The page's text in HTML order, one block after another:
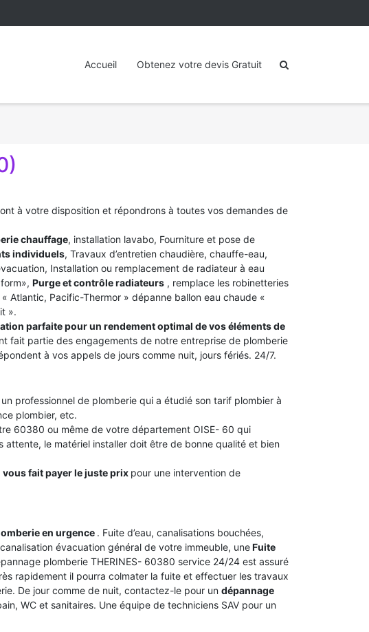
Accueil Obtenez votre devis Gratuit
à votre disposition et répondrons à toutes vos demandes de
chauffage, installation lavabo, Fourniture et pose de
individuels, Travaux d’entretien chaudière, chauffe-eau,
Installation ou remplacement de radiateur à eau
Purge et contrôle radiateurs , remplace les robinetteries
Atlantic, Pacific-Thermor » dépanne ballon eau chaude «
».
parfaite pour un rendement optimal de vos éléments de
fait partie des engagements de notre entreprise de plomberie
à vos appels de jours comme nuit, jours fériés. 24/7.
professionnel de plomberie qui a étudié son tarif plombier à
plombier, etc.
60380 ou même de votre département OISE- 60 qui
le matériel installer doit être de bonne qualité et bien
fait payer le juste prix pour une intervention de
en urgence . Fuite d’eau, canalisations bouchées,
évacuation général de votre immeuble, uneFuite
plomberie THERINES- 60380 service 24/24 est assuré
rapidement il pourra colmater la fuite et effectuer les travaux
De jour comme de nuit, contactez-le pour un dépannage
WC et sanitaires. Une équipe de techniciens SAV pour un